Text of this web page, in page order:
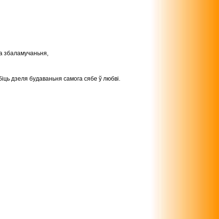
збаламучаньня,
дзеля будаваньня самога сябе ў любві.